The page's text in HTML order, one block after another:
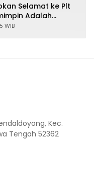
Selamat ke Plt
Adalah
WIB
Kec.
Tengah 52362